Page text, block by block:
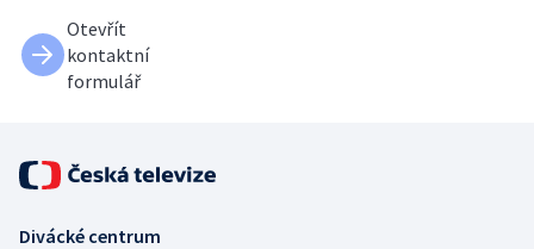
Otevřít
kontaktní
formulář
Divácké centrum